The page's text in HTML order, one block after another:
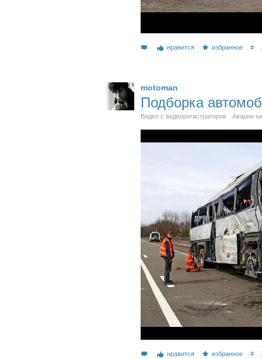
нравится избранное #
motoman
Подборка
Видео с видеорегистраторов Аварии
нравится избранное #